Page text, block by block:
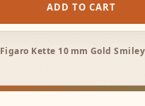
ADD TO CART
Figaro Kette 10 mm Gold